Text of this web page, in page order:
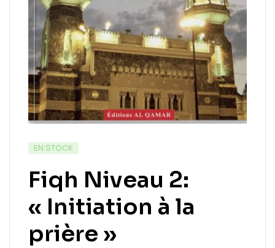
EN STOCK
Fiqh Niveau 2:
« Initiation à la
prière »